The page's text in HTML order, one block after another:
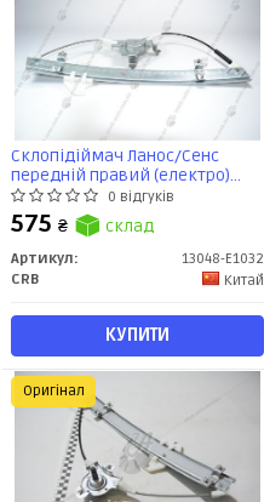
Склопідіймач Ланос/Сенс
передній правий (електро)
голий (трьохлуч) (96225384)
CRB
0 відгуків
575 ₴ склад
Артикул:
13048-E1032
CRB
Китай
КУПИТИ
Оригінал